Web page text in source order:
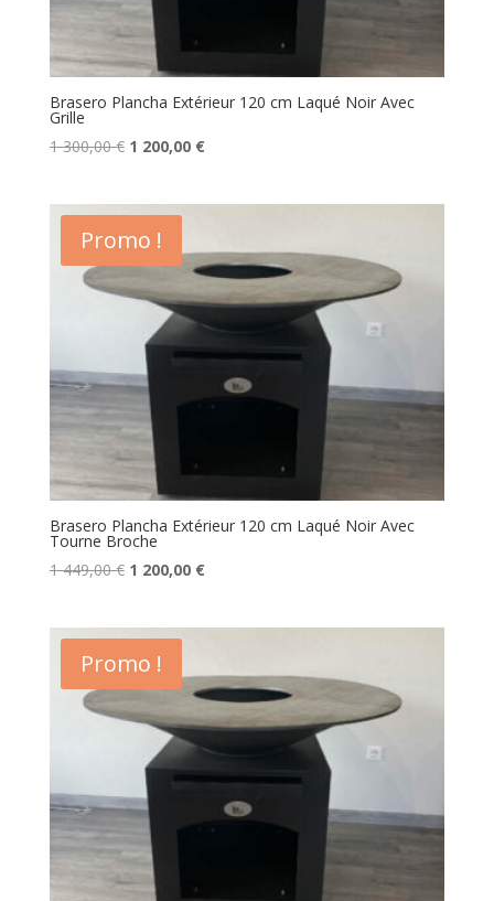
Brasero Plancha Extérieur 120 cm Laqué Noir Avec
Grille
1 300,00€ Le
était :
1
300,00 €.
1 200,00 €Le
200,00 €.
Promo !
Brasero Plancha Extérieur 120 cm Laqué Noir Avec
Tourne Broche
1 449,00€ Le
était :
1
449,00 €.
1 200,00 €Le
200,00 €.
Promo !